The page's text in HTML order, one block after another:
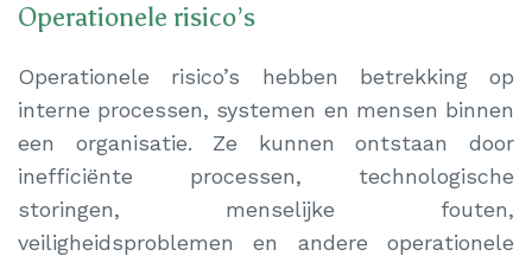
Operationele risico’s
Operationele risico’s hebben betrekking op
interne processen, systemen en mensen binnen
een organisatie. Ze kunnen ontstaan door
inefficiënte processen, technologische
storingen, menselijke fouten,
veiligheidsproblemen en andere operationele